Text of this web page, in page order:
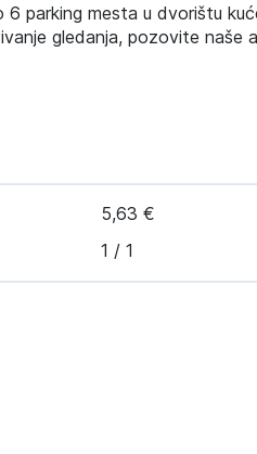
parking mesta u dvorištu
gledanja, pozovite naše
5,63 €
1 / 1